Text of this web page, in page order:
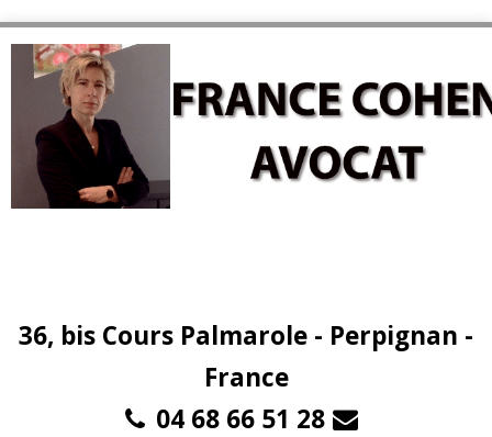
36, bis Cours Palmarole - Perpignan -
France
04 68 66 51 28